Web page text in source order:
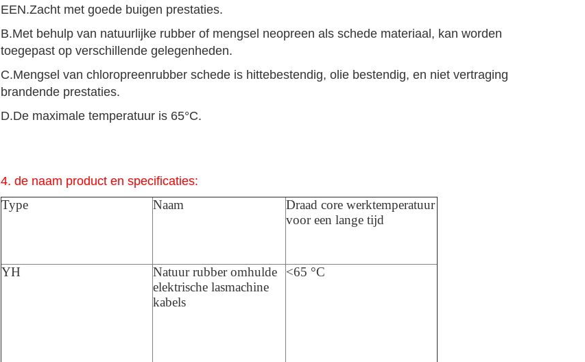
EEN.Zacht met goede buigen prestaties.
B.Met behulp van natuurlijke rubber of mengsel neopreen als schede materiaal, kan worden
toegepast op verschillende gelegenheden.
C.Mengsel van chloropreenrubber schede is hittebestendig, olie bestendig, en niet vertraging
brandende prestaties.
D.De maximale temperatuur is 65°C.
4. de naam product en specificaties:
Type Naam
Draad core werktemperatuur
voor een lange tijd
YH
Natuur rubber omhulde
elektrische lasmachine
kabels
<65 °C